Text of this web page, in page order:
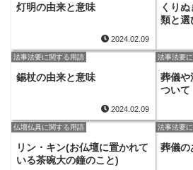
灯明の由来と意味
2024.02.09
くり
類と選
法事法要に関する用語
錫杖の由来と意味
2024.02.09
法事法要
葬儀や
ついて
仏壇仏具に関する用語
リン・キン(お仏壇に置かれて
いる茶碗大の鐘のこと)
法事法要
葬儀の